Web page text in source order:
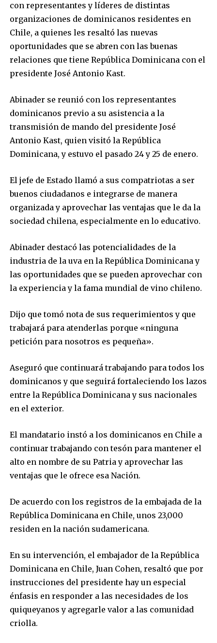
con representantes y líderes de distintas
organizaciones de dominicanos residentes en
Chile, a quienes les resaltó las nuevas
oportunidades que se abren con las buenas
relaciones que tiene República Dominicana con el
presidente José Antonio Kast.
Abinader se reunió con los representantes
dominicanos previo a su asistencia a la
transmisión de mando del presidente José
Antonio Kast, quien visitó la República
Dominicana, y estuvo el pasado 24 y 25 de enero.
El jefe de Estado llamó a sus compatriotas a ser
buenos ciudadanos e integrarse de manera
organizada y aprovechar las ventajas que le da la
sociedad chilena, especialmente en lo educativo.
Abinader destacó las potencialidades de la
industria de la uva en la República Dominicana y
las oportunidades que se pueden aprovechar con
la experiencia y la fama mundial de vino chileno.
Dijo que tomó nota de sus requerimientos y que
trabajará para atenderlas porque «ninguna
petición para nosotros es pequeña».
Aseguró que continuará trabajando para todos los
dominicanos y que seguirá fortaleciendo los lazos
entre la República Dominicana y sus nacionales
en el exterior.
El mandatario instó a los dominicanos en Chile a
continuar trabajando con tesón para mantener el
alto en nombre de su Patria y aprovechar las
ventajas que le ofrece esa Nación.
De acuerdo con los registros de la embajada de la
República Dominicana en Chile, unos 23,000
residen en la nación sudamericana.
En su intervención, el embajador de la República
Dominicana en Chile, Juan Cohen, resaltó que por
instrucciones del presidente hay un especial
énfasis en responder a las necesidades de los
quiqueyanos y agregarle valor a las comunidad
criolla.